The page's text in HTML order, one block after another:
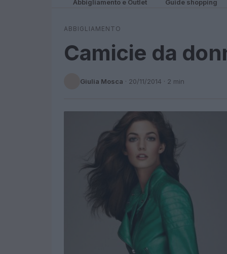
Abbigliamento e Outlet Guide shopping
ABBIGLIAMENTO
Camicie da
Giulia Mosca · 20/11/2014 · 2 min